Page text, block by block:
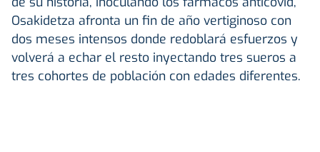
Osakidetza afronta un fin de año vertiginoso con
dos meses intensos donde redoblará esfuerzos y
volverá a echar el resto inyectando tres sueros a
tres cohortes de población con edades diferentes.